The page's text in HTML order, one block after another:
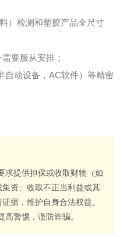
）检测和塑胶产品全尺寸
要服从安排；
自动设备，AC软件）等精密
求提供担保或收取财物（如
资、收取不正当利益或其
据，维护自身合法权益。
警惕，谨防诈骗。